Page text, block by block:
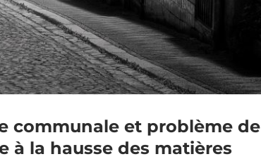
communale et problème de
la hausse des matières